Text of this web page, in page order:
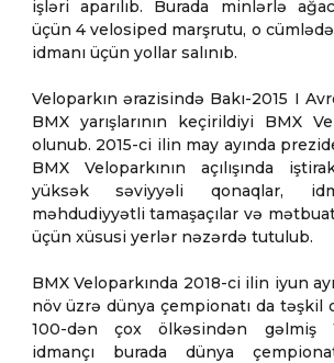
işləri aparılıb. Burada minlərlə
üçün 4 velosiped marşrutu, o
idmanı üçün yollar salınıb.
Veloparkın ərazisində Bakı-2015 I
BMX yarışlarının keçirildiyi BMX
olunub. 2015-ci ilin may ayında
BMX Veloparkının açılışında
yüksək səviyyəli qonaqlar,
məhdudiyyətli tamaşaçılar və
üçün xüsusi yerlər nəzərdə tutulub.
BMX Veloparkında 2018-ci ilin iyun
növ üzrə dünya çempionatı da təşkil
100-dən çox ölkəsindən gəlmiş
idmançı burada dünya